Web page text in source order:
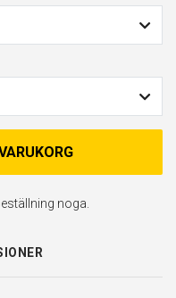
noga.